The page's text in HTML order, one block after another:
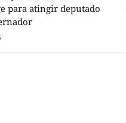
para atingir deputado